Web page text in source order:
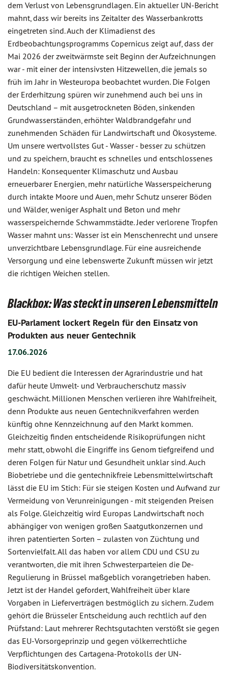
dem Verlust von Lebensgrundlagen. Ein aktueller UN-Bericht
mahnt, dass wir bereits ins Zeitalter des Wasserbankrotts
eingetreten sind. Auch der Klimadienst des
Erdbeobachtungsprogramms Copernicus zeigt auf, dass der
Mai 2026 der zweitwärmste seit Beginn der Aufzeichnungen
war - mit einer der intensivsten Hitzewellen, die jemals so
früh im Jahr in Westeuropa beobachtet wurden. Die Folgen
der Erderhitzung spüren wir zunehmend auch bei uns in
Deutschland – mit ausgetrockneten Böden, sinkenden
Grundwasserständen, erhöhter Waldbrandgefahr und
zunehmenden Schäden für Landwirtschaft und Ökosysteme.
Um unsere wertvollstes Gut - Wasser - besser zu schützen
und zu speichern, braucht es schnelles und entschlossenes
Handeln: Konsequenter Klimaschutz und Ausbau
erneuerbarer Energien, mehr natürliche Wasserspeicherung
durch intakte Moore und Auen, mehr Schutz unserer Böden
und Wälder, weniger Asphalt und Beton und mehr
wasserspeichernde Schwammstädte. Jeder verlorene Tropfen
Wasser mahnt uns: Wasser ist ein Menschenrecht und unsere
unverzichtbare Lebensgrundlage. Für eine ausreichende
Versorgung und eine lebenswerte Zukunft müssen wir jetzt
die richtigen Weichen stellen.
Blackbox: Was steckt in unseren Lebensmitteln
EU-Parlament lockert Regeln für den Einsatz von
Produkten aus neuer Gentechnik
17.06.2026
Die EU bedient die Interessen der Agrarindustrie und hat
dafür heute Umwelt- und Verbraucherschutz massiv
geschwächt. Millionen Menschen verlieren ihre Wahlfreiheit,
denn Produkte aus neuen Gentechnikverfahren werden
künftig ohne Kennzeichnung auf den Markt kommen.
Gleichzeitig finden entscheidende Risikoprüfungen nicht
mehr statt, obwohl die Eingriffe ins Genom tiefgreifend und
deren Folgen für Natur und Gesundheit unklar sind. Auch
Biobetriebe und die gentechnikfreie Lebensmittelwirtschaft
lässt die EU im Stich: Für sie steigen Kosten und Aufwand zur
Vermeidung von Verunreinigungen - mit steigenden Preisen
als Folge. Gleichzeitig wird Europas Landwirtschaft noch
abhängiger von wenigen großen Saatgutkonzernen und
ihren patentierten Sorten – zulasten von Züchtung und
Sortenvielfalt. All das haben vor allem CDU und CSU zu
verantworten, die mit ihren Schwesterparteien die De-
Regulierung in Brüssel maßgeblich vorangetrieben haben.
Jetzt ist der Handel gefordert, Wahlfreiheit über klare
Vorgaben in Lieferverträgen bestmöglich zu sichern. Zudem
gehört die Brüsseler Entscheidung auch rechtlich auf den
Prüfstand: Laut mehrerer Rechtsgutachten verstößt sie gegen
das EU-Vorsorgeprinzip und gegen völkerrechtliche
Verpflichtungen des Cartagena-Protokolls der UN-
Biodiversitätskonvention.